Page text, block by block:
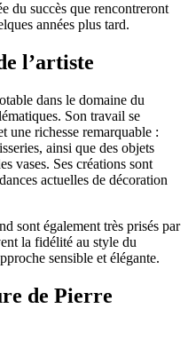
du succès que rencontreront
années plus tard.
l’artiste
dans le domaine du
Son travail se
une richesse remarquable :
ainsi que des objets
vases. Ses créations sont
actuelles de décoration
sont également très prisés par
la fidélité au style du
sensible et élégante.
de Pierre